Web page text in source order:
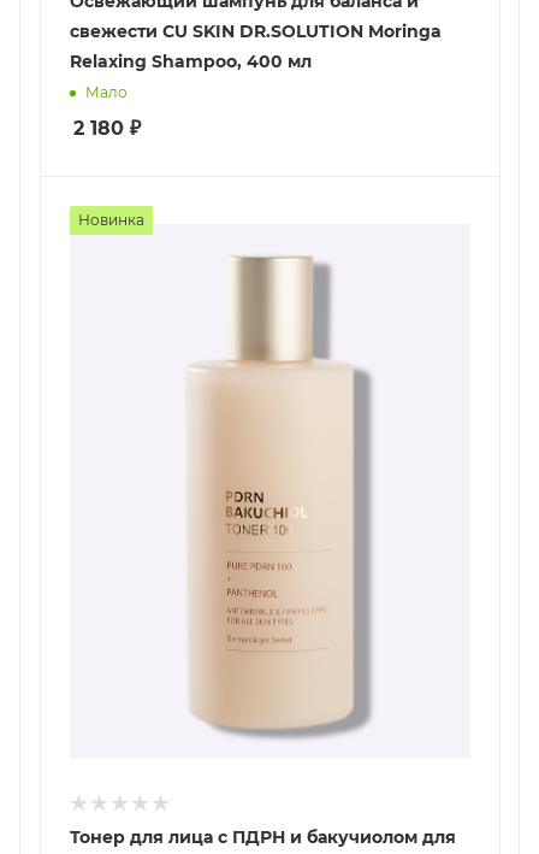
свежести CU SKIN DR.SOLUTION Moringa
Relaxing Shampoo, 400 мл
Мало
2 180 ₽
Новинка
Тонер для лица с ПДРН и бакучиолом для